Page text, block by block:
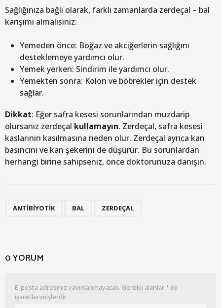
Sağlığınıza bağlı olarak, farklı zamanlarda zerdeçal – bal
karışımı almalısınız:
Yemeden önce: Boğaz ve akciğerlerin sağlığını
desteklemeye yardımcı olur.
Yemek yerken: Sindirim ile yardımcı olur.
Yemekten sonra: Kolon ve böbrekler için destek
sağlar.
Dikkat: Eğer safra kesesi sorunlarından muzdarip
olursanız zerdeçal kullamayın. Zerdeçal, safra kesesi
kaslarının kasılmasına neden olur. Zerdeçal ayrıca kan
basıncını ve kan şekerini de düşürür. Bu sorunlardan
herhangi birine sahipseniz, önce doktorunuza danışın.
ANTIBIYOTIK BAL ZERDEÇAL
0 YORUM
E-posta adresiniz yayınlanmayacak. Gerekli alanlar* ile
işaretlenmişlerdir